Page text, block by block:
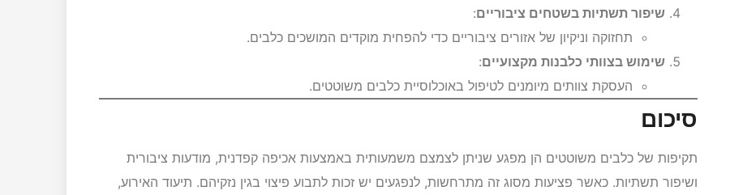
שיפור תשתיות בשטחים ציבוריים:
תחזוקה וניקיון של אזורים ציבוריים כדי להפחית מוקדים המושכים כלבים.
שימוש בצוותי כלבנות מקצועיים:
העסקת צוותים מיומנים לטיפול באוכלוסיית כלבים משוטטים.
סיכום
תקיפות של כלבים משוטטים הן מפגע שניתן לצמצם משמעותית באמצעות אכיפה קפדנית, מודעות ציבורית
ושיפור תשתיות. כאשר פציעות מסוג זה מתרחשות, לנפגעים יש זכות לתבוע פיצוי בגין נזקיהם. תיעוד האירוע,